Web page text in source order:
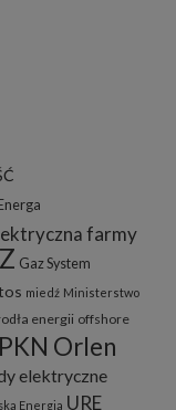
farmy
Gaz System
miedź Ministerstwo
energii offshore
PKN Orlen
elektryczne
Energia URE